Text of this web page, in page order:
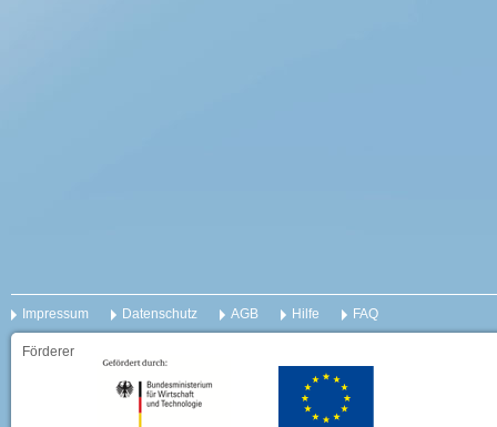
Impressum Datenschutz AGB Hilfe FAQ
Förderer